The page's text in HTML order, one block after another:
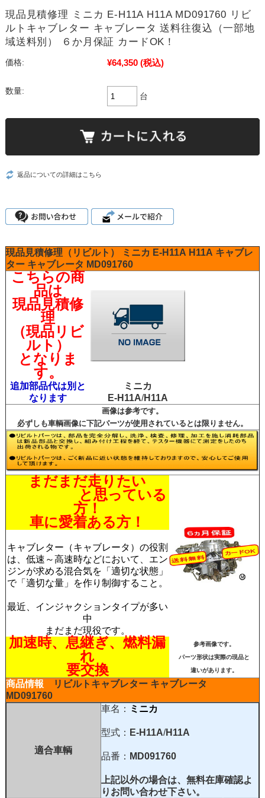
現品見積修理 ミニカ E-H11A H11A MD091760 リビ
ルトキャブレター キャブレータ 送料往復込（一部地
域送料別） ６か月保証 カードOK！
価格: ¥64,350 (税込)
数量:
台
返品についての詳細はこちら
現品見積修理（リビルト） ミニカ E-H11A H11A キャブレ
ター キャブレータ MD091760
こちらの商
品は
現品見積修
理
（現品リビ
ルト）
となりま
す。
追加部品代は別と
なります
ミニカ
E-H11A/H11A
画像は参考です。
必ずしも車輌画像に下記パーツが使用されているとは限りません。
まだまだ走りたい
と思っている
方！
車に愛着ある方！
キャブレター（キャブレータ）の役割
は、低速～高速時などにおいて、エン
ジンが求める混合気を「適切な状態」
で「適切な量」を作り制御すること。
最近、インジャクションタイプが多い
中
まだまだ現役です。
加速時、息継ぎ、燃料漏
れ
要交換
参考画像です。
パーツ形状は実際の現品と
違いがあります。
商品情報 リビルトキャブレター キャブレータ
MD091760
適合車輌
車名： ミニカ
型式： E-H11A/H11A
品番： MD091760
上記以外の場合は、 無料在庫確認よ
りお問い合わせ下さい。